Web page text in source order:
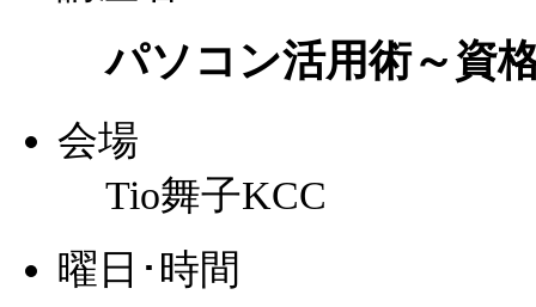
パソコン活用術～資
会場
Tio舞子KCC
曜日･時間